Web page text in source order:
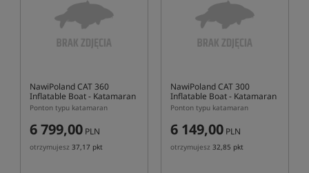
NawiPoland CAT 360
Inflatable Boat- Katamaran
Ponton typu katamaran
6 799,00 PLN
otrzymujesz 37,17 pkt
NawiPoland CAT 300
Inflatable Boat- Katamaran
Ponton typu katamaran
6 149,00 PLN
otrzymujesz 32,85 pkt